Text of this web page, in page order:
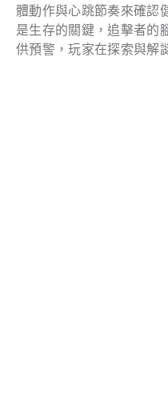
體動作與心跳節奏來確認
是生存的關鍵，追擊者的
供預警，玩家在探索與解